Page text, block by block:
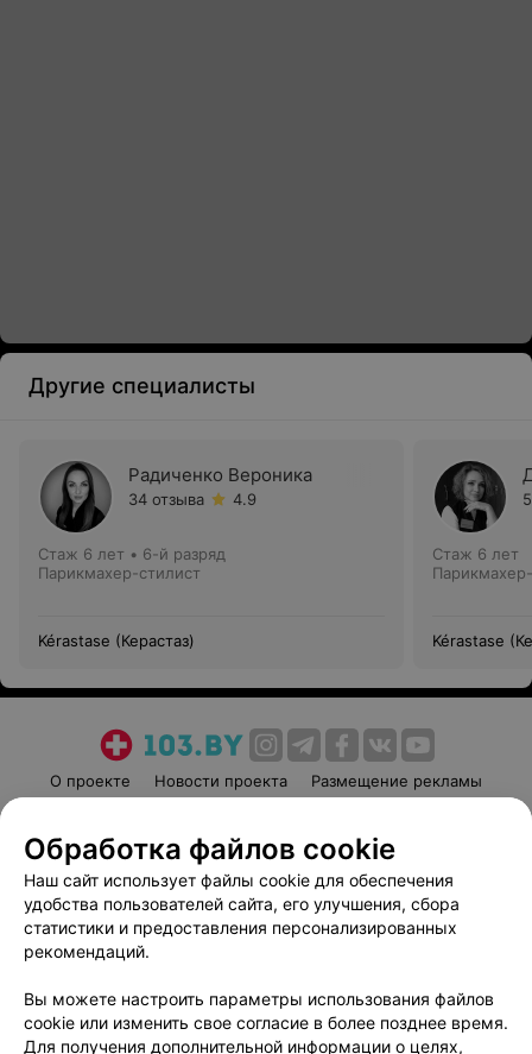
Другие специалисты
Радиченко Вероника
34 отзыва 4.9
Стаж 6 лет • 6-й разряд
Парикмахер-стилист
Kérastase (Керастаз)
Стаж 6 лет
Kérastase
О проекте Новости проекта
Размещение рекламы
Пользовательское соглашение
Способы оплаты
Вакансии
Партнеры
Написать руководителю 103.by
Обработка персональных данных
Обработка файлов cookie
Наш сайт использует файлы cookie для обеспечения
удобства пользователей сайта, его улучшения, сбора
статистики и предоставления персонализированных
рекомендаций.
Вы можете настроить параметры использования файлов
cookie или изменить свое согласие в более позднее время.
Для получения дополнительной информации о целях,